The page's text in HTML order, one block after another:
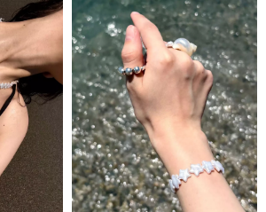
и получите
Рассказываем
историями
заказ